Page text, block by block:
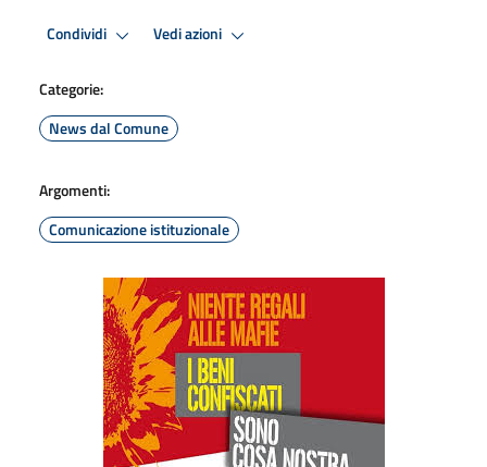
Condividi Vedi azioni
Categorie:
News dal Comune
Argomenti:
Comunicazione istituzionale